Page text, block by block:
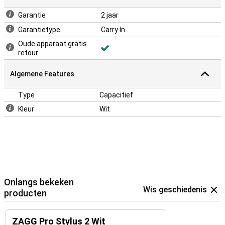
Garantie
2 jaar
Garantietype
Carry In
Oude apparaat gratis
retour
Algemene Features
Type
Capacitief
Kleur
Wit
Onlangs bekeken
producten
Wis geschiedenis
ZAGG Pro Stylus 2 Wit